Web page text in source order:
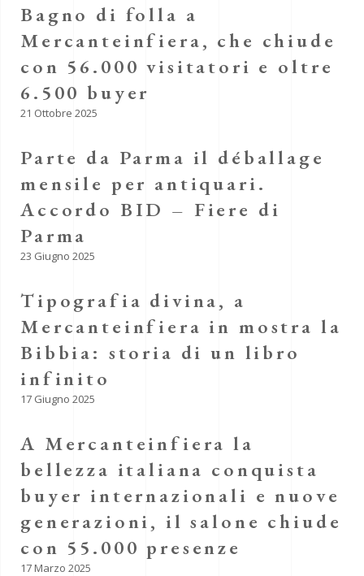
Bagno di folla a
Mercanteinfiera, che chiude
con 56.000 visitatori e oltre
6.500 buyer
21 Ottobre 2025
Parte da Parma il déballage
mensile per antiquari.
Accordo BID – Fiere di
Parma
23 Giugno 2025
Tipografia divina, a
Mercanteinfiera in mostra la
Bibbia: storia di un libro
infinito
17 Giugno 2025
A Mercanteinfiera la
bellezza italiana conquista
buyer internazionali e nuove
generazioni, il salone chiude
con 55.000 presenze
17 Marzo 2025